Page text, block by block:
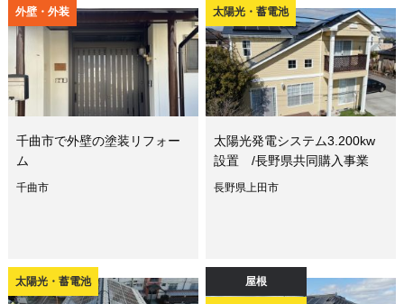
外壁・外装
千曲市で外壁の塗装リフォー
ム
千曲市
太陽光・蓄電池
太陽光発電システム3.200kw
設置 /長野県共同購入事業
長野県上田市
太陽光・蓄電池 屋根